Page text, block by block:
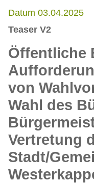
Datum 03.04.2025
Teaser V2
Öffentliche
von
Wahl des
Vertretung
Stadt/